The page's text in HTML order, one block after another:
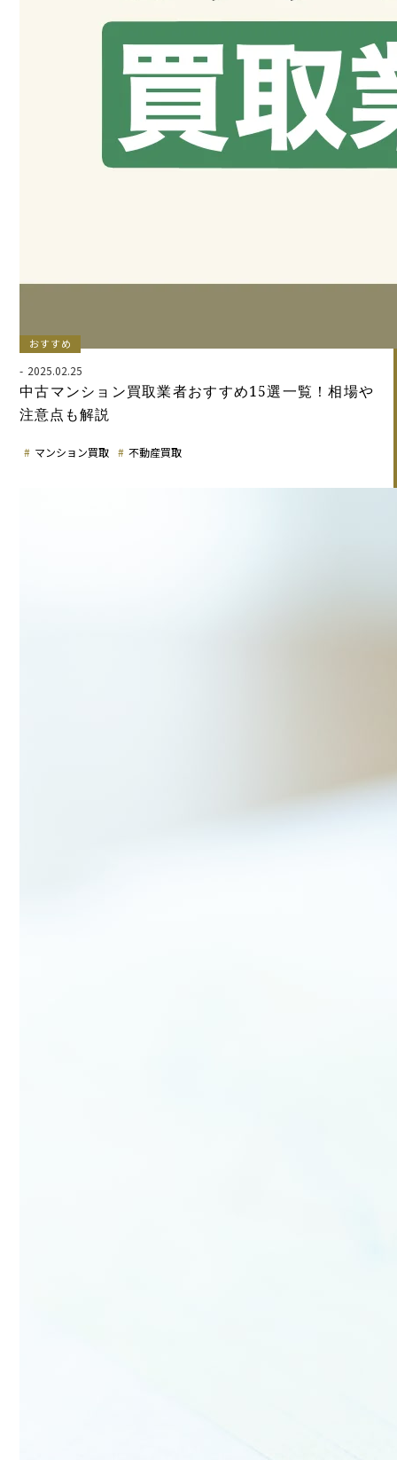
おすすめ
2025.02.25
中古マンション買取業者おすすめ15選一覧！相場や
注意点も解説
マンション買取 不動産買取